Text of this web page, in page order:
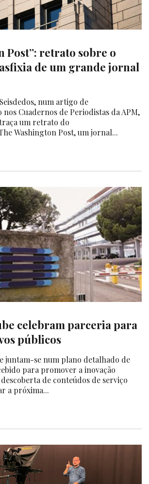
Post”: retrato sobre o
de um grande jornal
num artigo de
Cuadernos de Periodistas da APM,
um retrato do
Washington Post, um jornal...
celebram parceria para
públicos
juntam-se num plano detalhado de
para promover a inovação
de conteúdos de serviço
a próxima...